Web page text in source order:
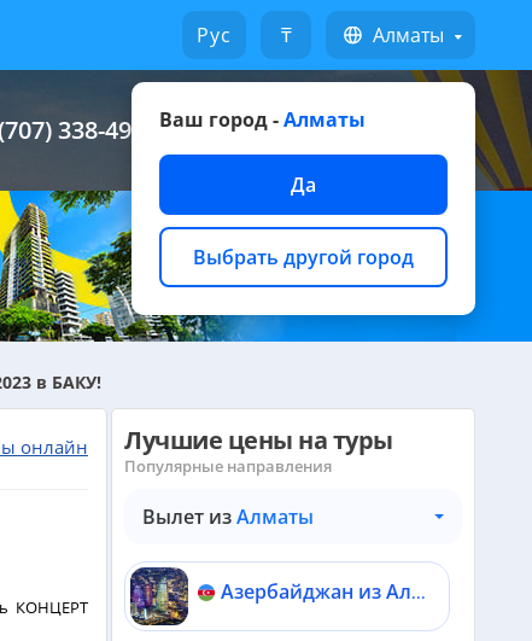
Русский ₸ Алматы
Ваш город -Алматы
Да
Выбрать другой город
338-49-49 Написать на WhatsApp
в БАКУ!
онлайн
КОНЦЕРТ
Лучшие цены на туры
Популярные направления
Вылет изАлматы
Азербайджан из Алматы